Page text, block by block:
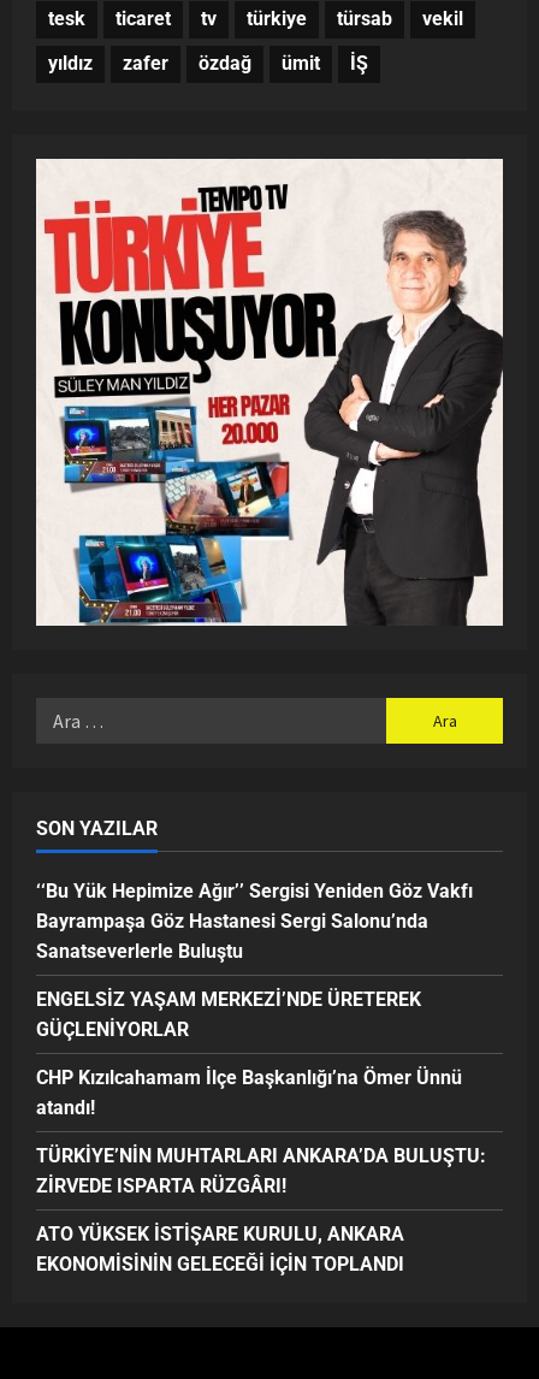
tesk
ticaret tv türkiye türsab
vekil
yıldız
zafer özdağ ümit İŞ
SON YAZILAR
‘‘Bu Yük Hepimize Ağır’’ Sergisi Yeniden Göz Vakfı
Bayrampaşa Göz Hastanesi Sergi Salonu’nda
Sanatseverlerle Buluştu
ENGELSİZ YAŞAM MERKEZİ’NDE ÜRETEREK
GÜÇLENİYORLAR
CHP Kızılcahamam İlçe Başkanlığı’na Ömer Ünnü
atandı!
TÜRKİYE’NİN MUHTARLARI ANKARA’DA BULUŞTU:
ZİRVEDE ISPARTA RÜZGÂRI!
ATO YÜKSEK İSTİŞARE KURULU, ANKARA
EKONOMİSİNİN GELECEĞİ İÇİN TOPLANDI